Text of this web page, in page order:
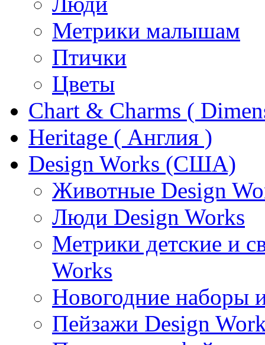
Метрики малышам
Птички
Цветы
Chart & Charms (
Heritage ( Англия )
Design Works (США)
Животные Design
Люди Design Works
Метрики детские и
Works
Новогодние наборы
Пейзажи Design